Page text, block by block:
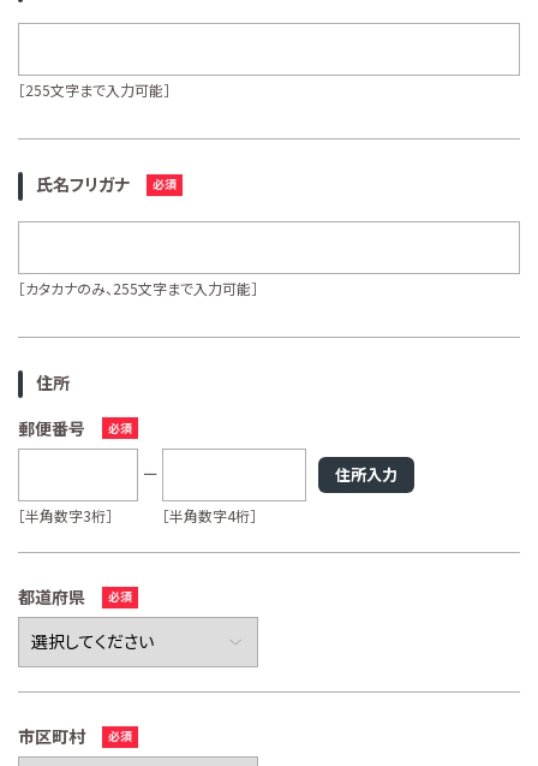
［255文字まで入力可能］
氏名フリガナ
［カタカナのみ、255文字まで入力可能］
住所
郵便番号
［半角数字3桁］ ［半角数字4桁］
住所入力
都道府県
市区町村